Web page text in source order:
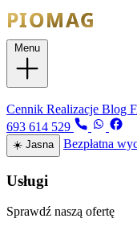
Cennik Realizacje Blog
693 614 529
☀️ Jasna Bezpłatna
Usługi
Sprawdź naszą ofertę